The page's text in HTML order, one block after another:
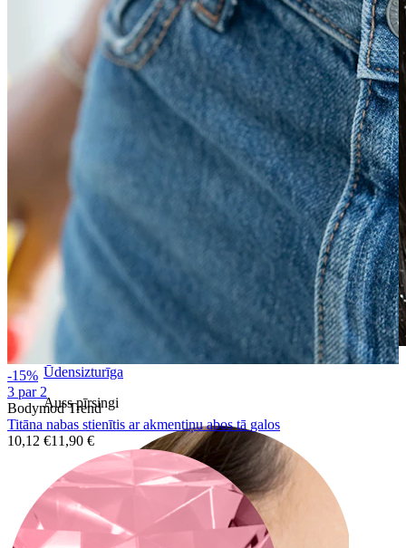
Ūdensizturīga
Auss pīrsingi
-15%
3 par 2
Bodymod Trend
Titāna nabas stienītis ar akmentiņu abos tā galos
10,12 €11,90 €